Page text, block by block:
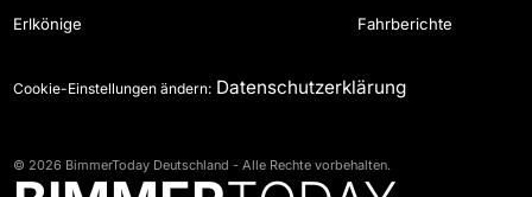
Erlkönige Fahrberichte
Cookie-Einstellungen ändern: Datenschutzerklärung
© 2026 BimmerToday Deutschland - Alle Rechte vorbehalten.